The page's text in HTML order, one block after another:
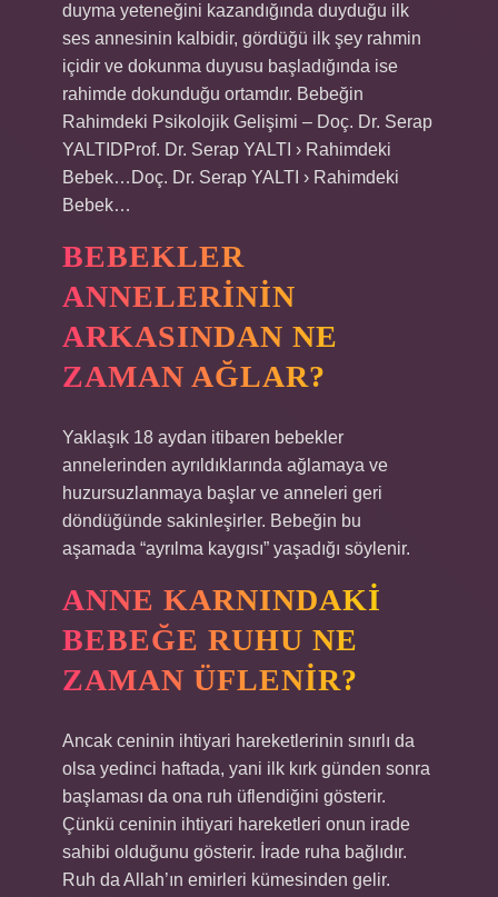
duyma yeteneğini kazandığında duyduğu ilk
ses annesinin kalbidir, gördüğü ilk şey rahmin
içidir ve dokunma duyusu başladığında ise
rahimde dokunduğu ortamdır. Bebeğin
Rahimdeki Psikolojik Gelişimi – Doç. Dr. Serap
YALTIDProf. Dr. Serap YALTI › Rahimdeki
Bebek…Doç. Dr. Serap YALTI › Rahimdeki
Bebek…
BEBEKLER
ANNELERININ
ARKASINDAN NE
ZAMAN AĞLAR?
Yaklaşık 18 aydan itibaren bebekler
annelerinden ayrıldıklarında ağlamaya ve
huzursuzlanmaya başlar ve anneleri geri
döndüğünde sakinleşirler. Bebeğin bu
aşamada “ayrılma kaygısı” yaşadığı söylenir.
ANNE KARNINDAKI
BEBEĞE RUHU NE
ZAMAN ÜFLENIR?
Ancak ceninin ihtiyari hareketlerinin sınırlı da
olsa yedinci haftada, yani ilk kırk günden sonra
başlaması da ona ruh üflendiğini gösterir.
Çünkü ceninin ihtiyari hareketleri onun irade
sahibi olduğunu gösterir. İrade ruha bağlıdır.
Ruh da Allah’ın emirleri kümesinden gelir.